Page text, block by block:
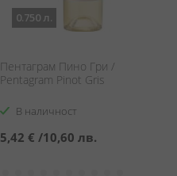
0.750 л.
Пентаграм Пино Гри /
Pentagram Pinot Gris
В наличност
5,42 € /10,60 лв.